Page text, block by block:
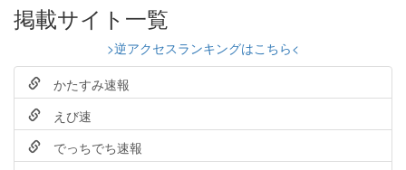
掲載サイト一覧
>逆アクセスランキングはこちら<
かたすみ速報
えび速
でっちでち速報